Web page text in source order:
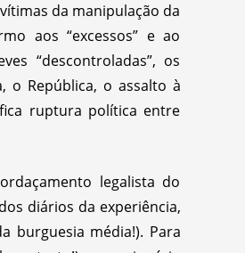
da manipulação da
aos “excessos” e ao
“descontroladas”, os
o República, o assalto à
ruptura política entre
legalista do
diários da experiência,
burguesia média!). Para